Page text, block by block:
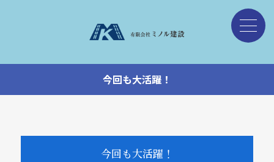
今回も大活躍！
今回も大活躍！